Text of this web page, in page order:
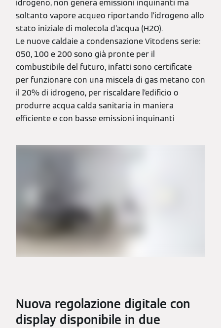
idrogeno, non genera emissioni inquinanti ma
soltanto vapore acqueo riportando l’idrogeno allo
stato iniziale di molecola d’acqua (H2O).
Le nuove caldaie a condensazione Vitodens serie:
050, 100 e 200 sono già pronte per il
combustibile del futuro, infatti sono certificate
per funzionare con una miscela di gas metano con
il 20% di idrogeno, per riscaldare l’edificio o
produrre acqua calda sanitaria in maniera
efficiente e con basse emissioni inquinanti
Nuova regolazione digitale con
display disponibile in due